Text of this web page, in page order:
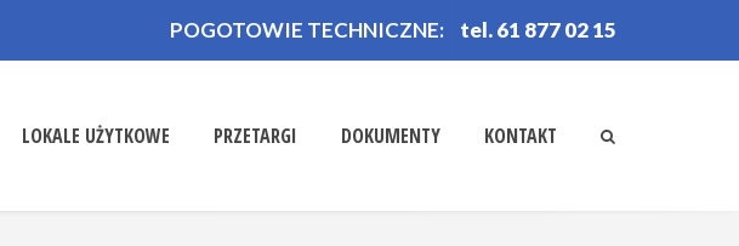
POGOTOWIE TECHNICZNE: tel. 61 877 02 15
LOKALE UŻYTKOWE PRZETARGI DOKUMENTY KONTAKT